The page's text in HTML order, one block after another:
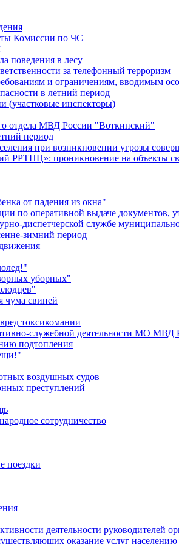
Комиссии по ЧС
поведения в лесу
за телефонный терроризм
и ограничениям, вводимым
в летний период
инспекторы)
отдела МВД России "Воткинский"
период
при возникновении угрозы
РРТПЦ»: проникновение на объекты
от падения из окна"
по оперативной выдаче документов,
диспетчерской службе
зимний период
уборных"
чума свиней
токсикомании
служебной деятельности МО МВД
подтопления
воздушных судов
преступлений
сотрудничество
поездки
деятельности руководителей
оказание услуг населению